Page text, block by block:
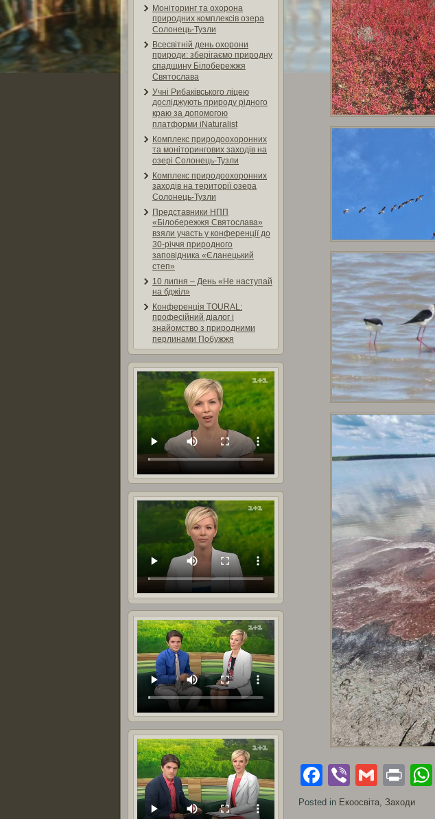
Моніторинг та охорона
природних комплексів озера
Солонець-Тузли
Всесвітній день охорони
природи: зберігаємо природну
спадщину Білобережжя
Святослава
Учні Рибаківського ліцею
досліджують природу рідного
краю за допомогою
платформи iNaturalist
Комплекс природоохоронних
та моніторингових заходів на
озері Солонець-Тузли
Комплекс природоохоронних
заходів на території озера
Солонець-Тузли
Представники НПП
«Білобережжя Святослава»
взяли участь у конференції до
30-річчя природного
заповідника «Єланецький
степ»
10 липня – День «Не наступай
на бджіл»
Конференція TOURAL:
професійний діалог і
знайомство з природними
перлинами Побужжя
Facebook
ViberGmail
Posted in Екоосвіта Заходи